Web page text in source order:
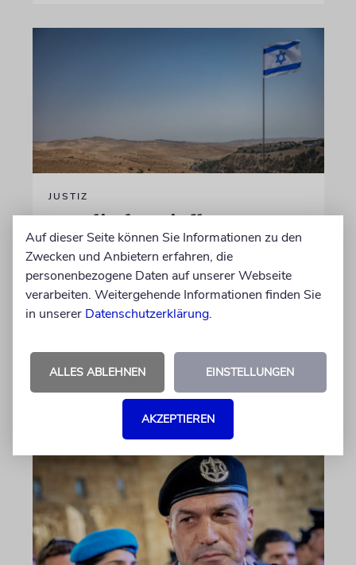
JUSTIZ
Israelischer Siedler wegen
Tötung eines Palästinensers
angeklagt
Der getötete Aktivist setzte sich gegen
Siedlergewalt ein und war an dem Oscar-
Jetzt steht der mutmaßliche Täter vor Gericht
06.08.2026
Auf dieser Seite können Sie Informationen zu den
Zwecken und Anbietern erfahren, die
personenbezogene Daten auf unserer Webseite
verarbeiten. Weitergehende Informationen finden Sie
in unserer Datenschutzerklärung.
ALLES ABLEHNEN EINSTELLUNGEN
AKZEPTIEREN